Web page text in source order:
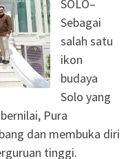
SOLO–
Sebagai
salah satu
ikon
budaya
Solo yang
Pura
dan membuka diri
tinggi.